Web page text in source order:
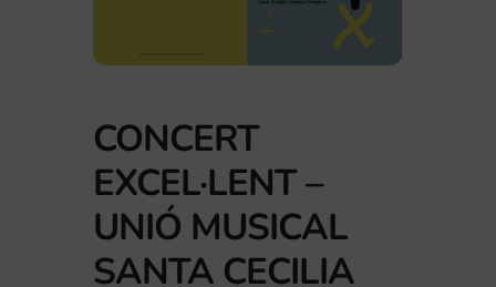
Àrea Artística
ActualitatCONCERT
EXCEL·LENT –
UNIÓ MUSICAL
SANTA CECILIA